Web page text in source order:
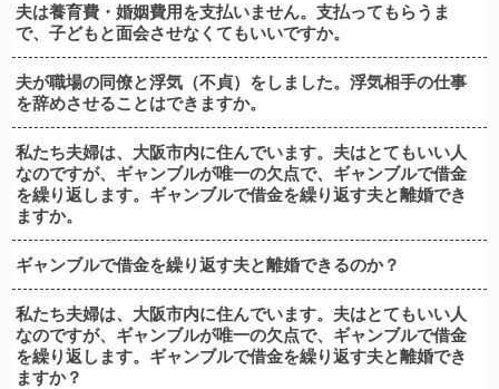
夫は養育費・婚姻費用を支払いません。支払ってもらうま
で、子どもと面会させなくてもいいですか。
夫が職場の同僚と浮気（不貞）をしました。浮気相手の仕事
を辞めさせることはできますか。
私たち夫婦は、大阪市内に住んでいます。夫はとてもいい人
なのですが、ギャンブルが唯一の欠点で、ギャンブルで借金
を繰り返します。ギャンブルで借金を繰り返す夫と離婚でき
ますか。
ギャンブルで借金を繰り返す夫と離婚できるのか？
私たち夫婦は、大阪市内に住んでいます。夫はとてもいい人
なのですが、ギャンブルが唯一の欠点で、ギャンブルで借金
を繰り返します。ギャンブルで借金を繰り返す夫と離婚でき
ますか？